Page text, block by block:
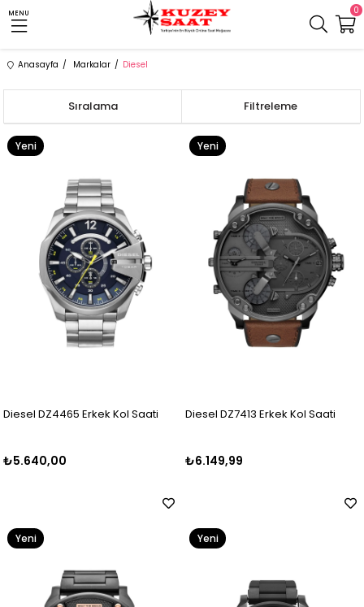
MENU 0
Anasayfa Markalar Diesel
Filtreleme
Sıralama
Diesel DZ4465 Erkek Kol Saati
₺5.640,00
Yeni
Diesel DZ7413 Erkek Kol Saati
₺6.149,99
Yeni
Yeni
Yeni